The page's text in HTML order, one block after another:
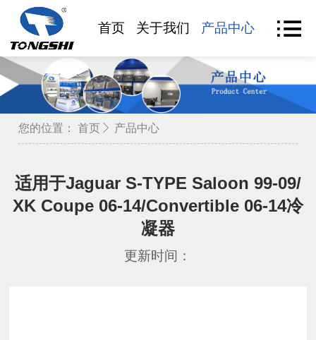
首页 关于我们 产品中心 产品查
您的位置： 首页 产品中心
适用于Jaguar S-TYPE Saloon 99-09/
XK Coupe 06-14/Convertible 06-14冷
凝器
更新时间：